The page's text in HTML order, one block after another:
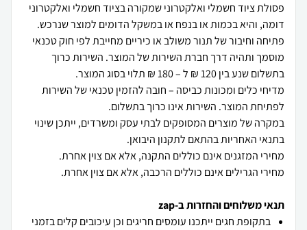
פסולת ציוד חשמלי ואלקטרוני שמקורה בציוד חשמלי ואלקטרוני
פתיחה וחיבור של תנור משולב או כיריים מחייבת לפי חוק טכנאי
מוסמך ותהיה דרך חברת השירות של המוצר. השירות כרוך
מדיחי כלים ומכונות כביסה – חובה להזמין טכנאי של השירות
במקרה של מוצרים המסופקים לבתי עסק ומשרדים, ייתכן שינוי
מחירי הגרילים אינם כוללים הרכבה, אלא אם צוין אחרת.
תנאי משלוחים והחזרות ב-zap
בתקופת חגים ייתכנו עומסים חריגים וכן עיכובים קלים בזמני